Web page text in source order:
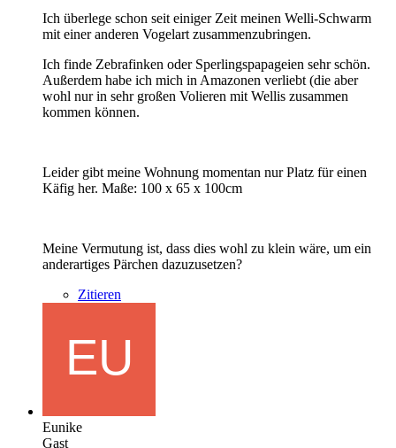
Ich überlege schon seit einiger Zeit meinen Welli-Schwarm
mit einer anderen Vogelart zusammenzubringen.
Ich finde Zebrafinken oder Sperlingspapageien sehr schön.
Außerdem habe ich mich in Amazonen verliebt (die aber
wohl nur in sehr großen Volieren mit Wellis zusammen
kommen können.
Leider gibt meine Wohnung momentan nur Platz für einen
Käfig her. Maße: 100 x 65 x 100cm
Meine Vermutung ist, dass dies wohl zu klein wäre, um ein
anderartiges Pärchen dazuzusetzen?
Zitieren
Eunike
Gast